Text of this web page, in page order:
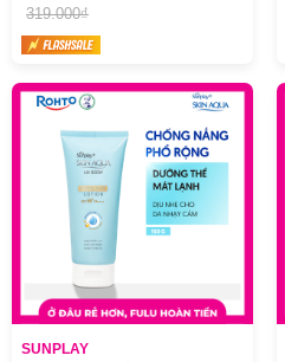
319.000₫
SUNPLAY